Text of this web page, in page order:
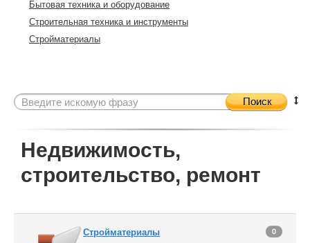
Бытовая техника и оборудование
Строительная техника и инструменты
Стройматериалы
Поиск
Недвижимость,
строительство, ремонт
Стройматериалы 0